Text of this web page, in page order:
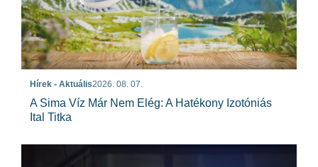
Hírek - Aktuális2026. 08. 07.
A Sima Víz Már Nem Elég: A Hatékony Izotóniás
Ital Titka